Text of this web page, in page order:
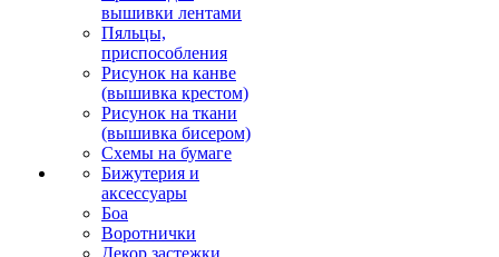
вышивки лентами
Пяльцы,
приспособления
Рисунок на канве
(вышивка крестом)
Рисунок на ткани
(вышивка бисером)
Схемы на бумаге
Бижутерия и
аксессуары
Боа
Воротнички
Декор застежки